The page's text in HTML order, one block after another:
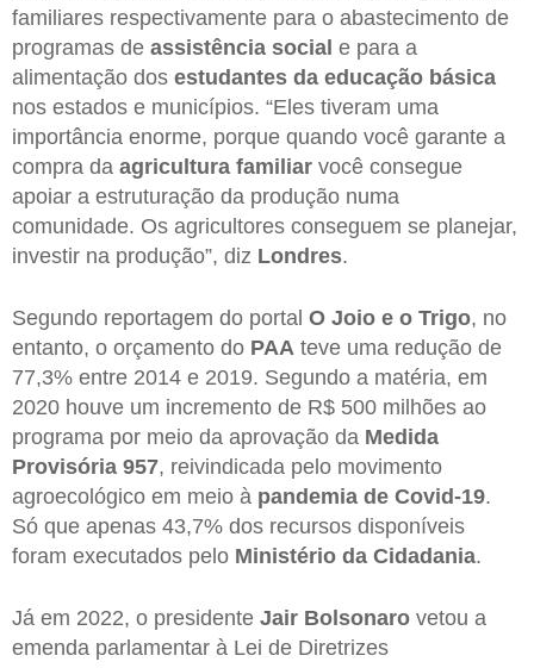
familiares respectivamente para o abastecimento de
programas de assistência social e para a
alimentação dos estudantes da educação básica
nos estados e municípios. “Eles tiveram uma
importância enorme, porque quando você garante a
compra da agricultura familiar você consegue
apoiar a estruturação da produção numa
comunidade. Os agricultores conseguem se planejar,
investir na produção”, diz Londres.
Segundo reportagem do portal O Joio e o Trigo, no
entanto, o orçamento do PAA teve uma redução de
77,3% entre 2014 e 2019. Segundo a matéria, em
2020 houve um incremento de R$ 500 milhões ao
programa por meio da aprovação da Medida
Provisória 957, reivindicada pelo movimento
agroecológico em meio à pandemia de Covid-19.
Só que apenas 43,7% dos recursos disponíveis
foram executados pelo Ministério da Cidadania.
Já em 2022, o presidente Jair Bolsonaro vetou a
emenda parlamentar à Lei de Diretrizes